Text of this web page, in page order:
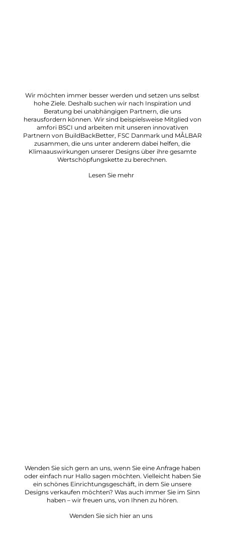
Wir möchten immer besser werden und setzen uns selbst
hohe Ziele. Deshalb suchen wir nach Inspiration und
Beratung bei unabhängigen Partnern, die uns
herausfordern können. Wir sind beispielsweise Mitglied von
amfori BSCI und arbeiten mit unseren innovativen
Partnern von BuildBackBetter, FSC Danmark und MÅLBAR
zusammen, die uns unter anderem dabei helfen, die
Klimaauswirkungen unserer Designs über ihre gesamte
Wertschöpfungskette zu berechnen.
Lesen Sie mehr
Wenden Sie sich gern an uns, wenn Sie eine Anfrage haben
oder einfach nur Hallo sagen möchten. Vielleicht haben Sie
ein schönes Einrichtungsgeschäft, in dem Sie unsere
Designs verkaufen möchten? Was auch immer Sie im Sinn
haben – wir freuen uns, von Ihnen zu hören.
Wenden Sie sich hier an uns